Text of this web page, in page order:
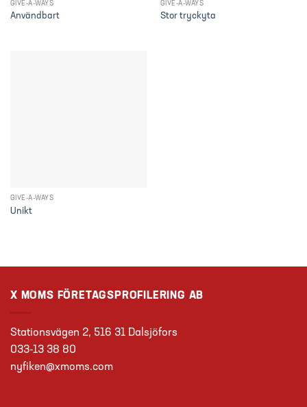
GIVE-A-WAYS
Användbart
GIVE-A-WAYS
Stor tryckyta
GIVE-A-WAYS
Unikt
X MOMS FÖRETAGSPROFILERING AB
Stationsvägen 2, 516 31 Dalsjöfors
033-13 38 80
nyfiken@xmoms.com